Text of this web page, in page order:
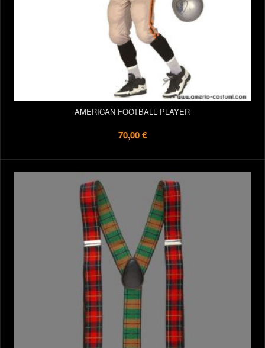
AMERICAN FOOTBALL PLAYER
70,00 €